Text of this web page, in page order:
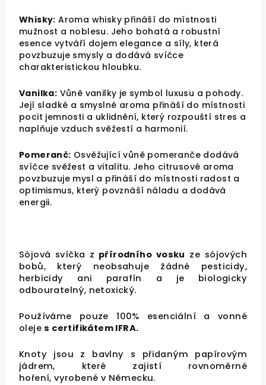
Whisky: Aroma whisky přináší do místnosti
mužnost a noblesu. Jeho bohatá a robustní
esence vytváří dojem elegance a síly, která
povzbuzuje smysly a dodává svíčce
charakteristickou hloubku.
Vanilka: Vůně vanilky je symbol luxusu a pohody.
Její sladké a smyslné aroma přináší do místnosti
pocit jemnosti a uklidnění, který rozpouští stres a
naplňuje vzduch svěžestí a harmonií.
Pomeranč: Osvěžující vůně pomeranče dodává
svíčce svěžest a vitalitu. Jeho citrusové aroma
povzbuzuje mysl a přináší do místnosti radost a
optimismus, který povznáší náladu a dodává
energii.
Sójová svíčka z přírodního vosku ze sójových
bobů, který neobsahuje žádné pesticidy,
herbicidy ani parafín a je biologicky
odbouratelný, netoxický.
Používáme pouze 100% esenciální a vonné
olejes certifikátem IFRA.
Knoty jsou z bavlny s přidaným papírovým
jádrem, které zajistí rovnoměrné
hoření, vyrobené v Německu.